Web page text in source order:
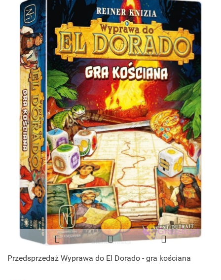
Przedsprzedaż Wyprawa do El Dorado - gra kościana